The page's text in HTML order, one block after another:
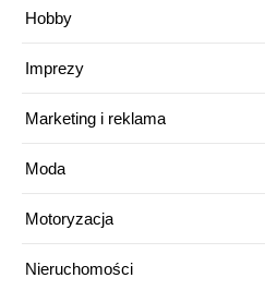
Hobby
Imprezy
Marketing i reklama
Moda
Motoryzacja
Nieruchomości